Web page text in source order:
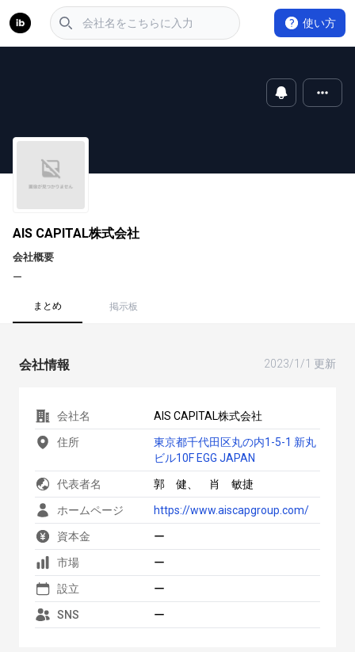
使い方
AIS CAPITAL株式会社
会社概要
ー
まとめ 掲示板
会社情報 2023/1/1 更新
会社名 AIS CAPITAL株式会社
住所
東京都千代田区丸の内1-5-1 新丸
ビル10F EGG JAPAN
代表者名 郭 健、 肖 敏捷
ホームページ https://www.aiscapgroup.com/
資本金 ー
市場 ー
設立 ー
SNS ー